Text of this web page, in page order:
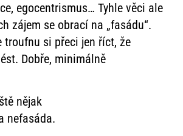
egocentrismus… Tyhle věci ale
zájem se obrací na „fasádu“.
troufnu si přeci jen říct, že
Dobře, minimálně
nějak
nefasáda.